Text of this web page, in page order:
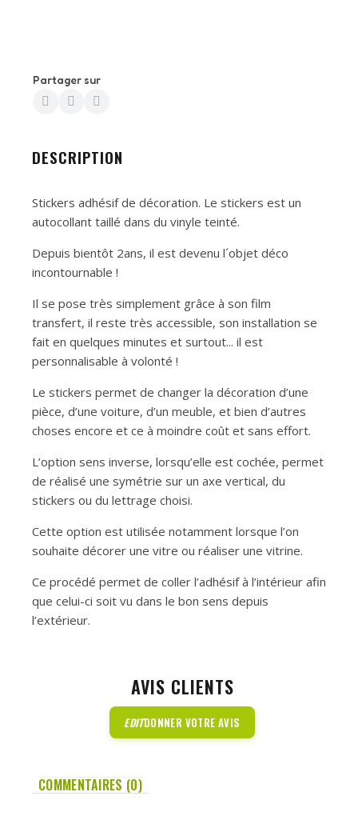
Partager sur
DESCRIPTION
Stickers adhésif de décoration. Le stickers est un
autocollant taillé dans du vinyle teinté.
Depuis bientôt 2ans, il est devenu l´objet déco
incontournable !
Il se pose très simplement grâce à son film
transfert, il reste très accessible, son installation se
fait en quelques minutes et surtout... il est
personnalisable à volonté !
Le stickers permet de changer la décoration d’une
pièce, d’une voiture, d’un meuble, et bien d’autres
choses encore et ce à moindre coût et sans effort.
L’option sens inverse, lorsqu’elle est cochée, permet
de réalisé une symétrie sur un axe vertical, du
stickers ou du lettrage choisi.
Cette option est utilisée notamment lorsque l’on
souhaite décorer une vitre ou réaliser une vitrine.
Ce procédé permet de coller l’adhésif à l’intérieur afin
que celui-ci soit vu dans le bon sens depuis
l’extérieur.
AVIS CLIENTS
EDITDONNER VOTRE AVIS
COMMENTAIRES (0)